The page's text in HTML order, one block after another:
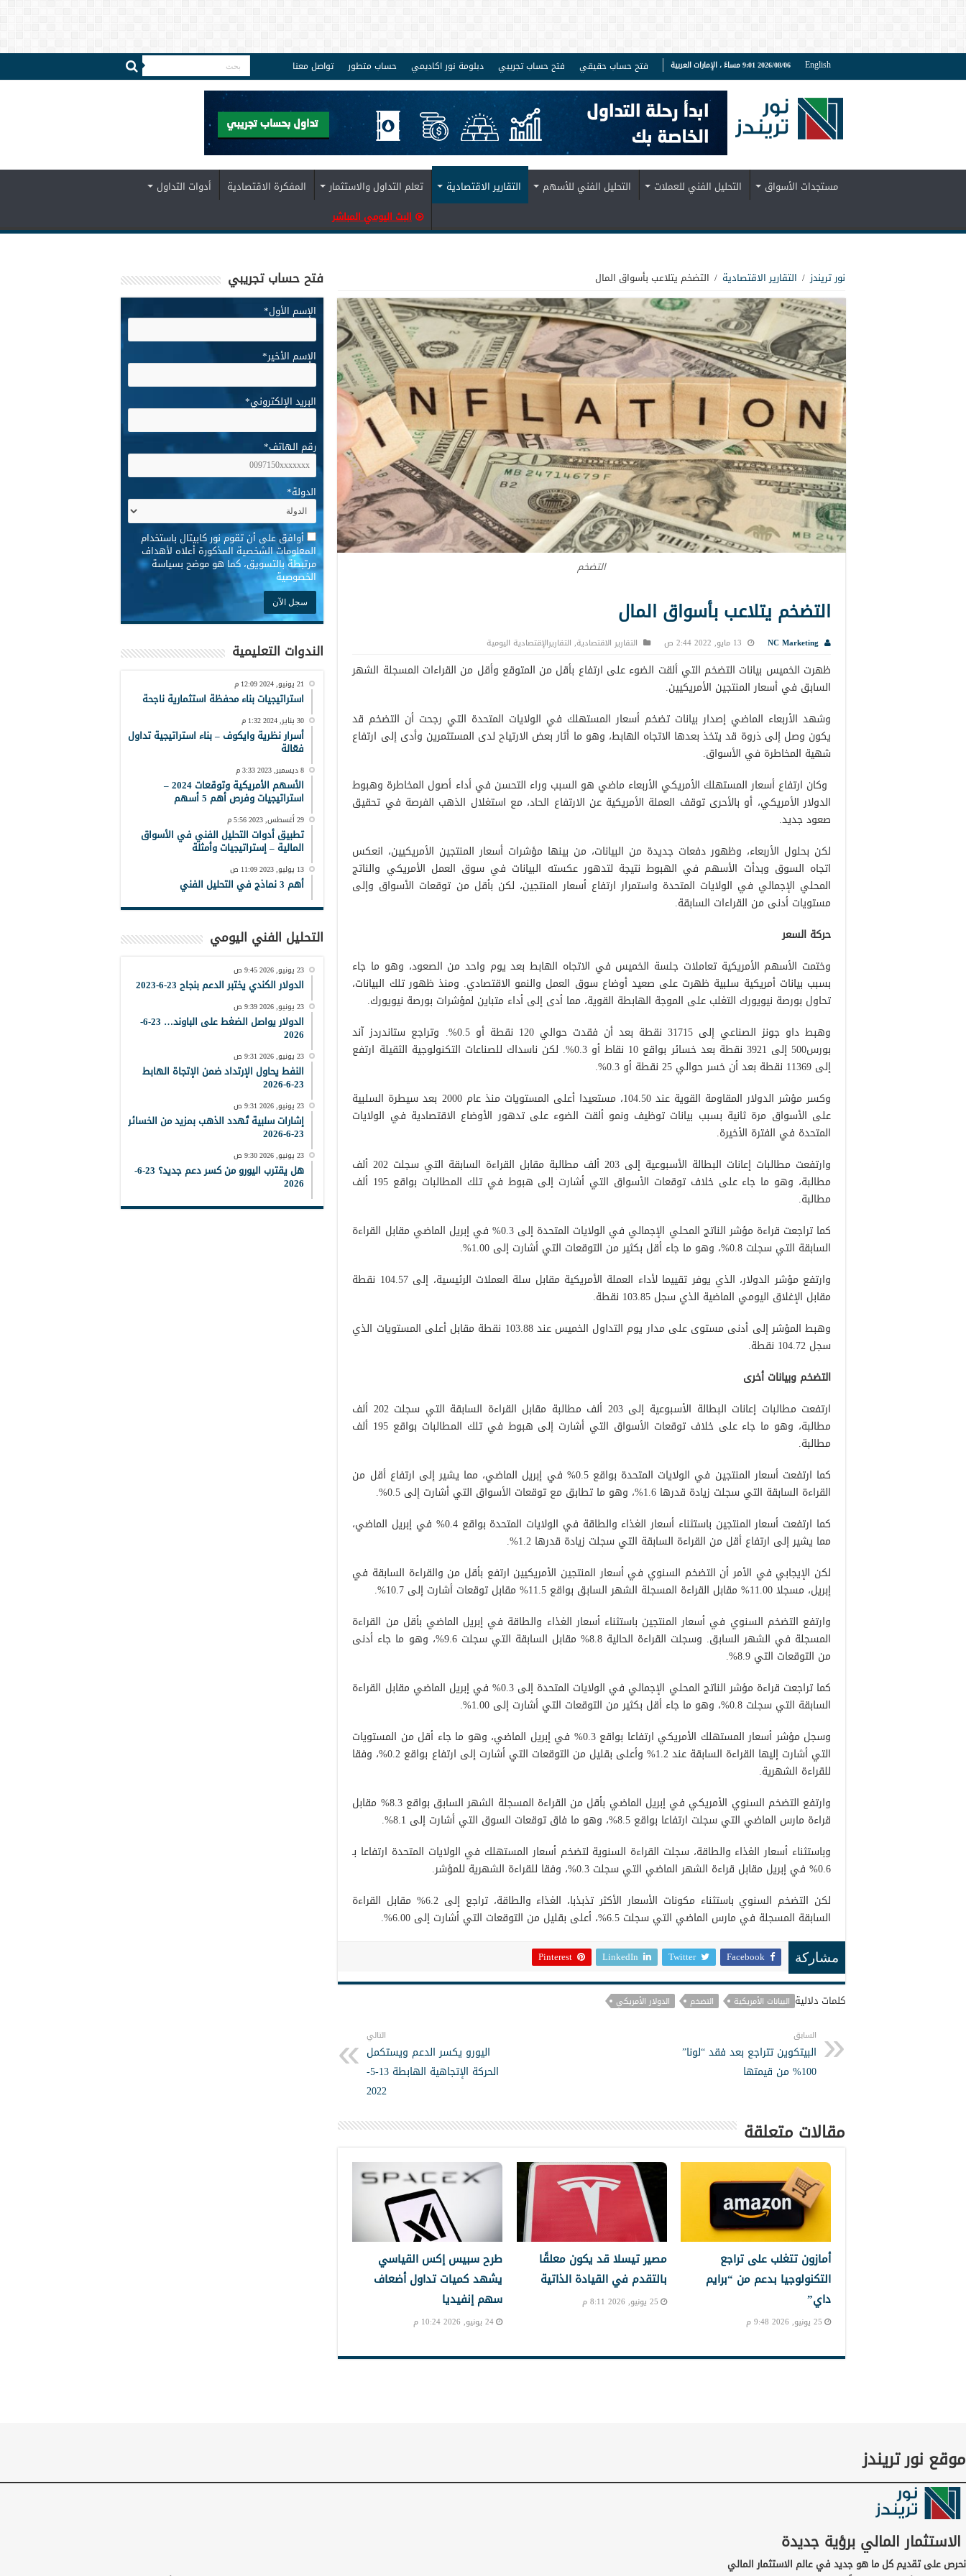
English 2026/08/06 9:01 مساءً ، الإمارات العربية فتح حساب حقيقي فتح حساب تجريبي دبلومة نور اكاديمي حساب متطور تواصل معنا
مستجدات الأسواق التحليل الفني للعملات التحليل الفني للأسهم التقارير الاقتصادية تعلم التداول والاستثمار المفكرة الاقتصادية
أدوات التداول
البث اليومي المباشر
نور تريندز / التقارير الاقتصادية / التضخم يتلاعب بأسواق المال
التضخم
التضخم يتلاعب بأسواق المال
NC Marketing 13 مايو, 2022 2:44 ص التقارير الاقتصادية, التقاريرالإقتصادية اليومية
ظهرت الخميس بيانات التضخم التي ألقت الضوء على ارتفاع بأقل من المتوقع وأقل من القراءات المسجلة الشهر
السابق في أسعار المنتجين الأمريكيين.
وشهد الأربعاء الماضي إصدار بيانات تضخم أسعار المستهلك في الولايات المتحدة التي رجحت أن التضخم قد
يكون وصل إلى ذروة قد يتخذ بعدها الاتجاه الهابط، وهو ما أثار بعض الارتياح لدى المستثمرين وأدى إلى ارتفاع
شهية المخاطرة في الأسواق.
وكان ارتفاع أسعار المستهلك الأمريكي الأربعاء ماضي هو السبب وراء التحسن في أداء أصول المخاطرة وهبوط
الدولار الأمريكي، أو بالأحرى توقف العملة الأمريكية عن الارتفاع الحاد، مع استغلال الذهب الفرصة في تحقيق
صعود جديد.
لكن بحلول الأربعاء، وظهور دفعات جديدة من البيانات، من بينها مؤشرات أسعار المنتجين الأمريكيين، انعكس
اتجاه السوق وبدأت الأسهم في الهبوط نتيجة لتدهور عكسته البيانات في سوق العمل الأمريكي والناتج
المحلي الإجمالي في الولايات المتحدة واستمرار ارتفاع أسعار المنتجين، لكن بأقل من توقعات الأسواق وإلى
مستويات أدنى من القراءات السابقة.
حركة السعر
وختمت الأسهم الأمريكية تعاملات جلسة الخميس في الاتجاه الهابط بعد يوم واحد من الصعود، وهو ما جاء
بسبب بيانات أمريكية سلبية ظهرت على صعيد أوضاع سوق العمل والنمو الاقتصادي. ومنذ ظهور تلك البيانات،
تحاول بورصة نيويورك التغلب على الموجة الهابطة القوية، مما أدى إلى أداء متباين لمؤشرات بورصة نيويورك.
وهبط داو جونز الصناعي إلى 31715 نقطة بعد أن فقدت حوالي 120 نقطة أو 0.5%. وتراجع ستاندردز آند
بورس500 إلى 3921 نقطة بعد خسائر بواقع 10 نقاط أو 0.3%. لكن ناسداك للصناعات التكنولوجية الثقيلة ارتفع
إلى 11369 نقطة بعد أن خسر حوالي 25 نقطة أو 0.3%.
وكسر مؤشر الدولار المقاومة القوية عند 104.50، مستعيدا أعلى المستويات منذ عام 2000 بعد سيطرة السلبية
على الأسواق مرة ثانية بسبب بيانات توظيف ونمو ألقت الضوء على تدهور الأوضاع الاقتصادية في الولايات
المتحدة في الفترة الأخيرة.
وارتفعت مطالبات إعانات البطالة الأسبوعية إلى 203 ألف مطالبة مقابل القراءة السابقة التي سجلت 202 ألف
مطالبة، وهو ما جاء على خلاف توقعات الأسواق التي أشارت إلى هبوط في تلك المطالبات بواقع 195 ألف
مطالبة.
كما تراجعت قراءة مؤشر الناتج المحلي الإجمالي في الولايات المتحدة إلى 0.3% في إبريل الماضي مقابل القراءة
السابقة التي سجلت 0.8%، وهو ما جاء أقل بكثير من التوقعات التي أشارت إلى 1.00%.
وارتفع مؤشر الدولار، الذي يوفر تقييما لأداء العملة الأمريكية مقابل سلة العملات الرئيسية، إلى 104.57 نقطة
مقابل الإغلاق اليومي الماضية الذي سجل 103.85 نقطة.
وهبط المؤشر إلى أدنى مستوى على مدار يوم التداول الخميس عند 103.88 نقطة مقابل أعلى المستويات الذي
سجل 104.72 نقطة.
التضخم وبيانات أخرى
ارتفعت مطالبات إعانات البطالة الأسبوعية إلى 203 ألف مطالبة مقابل القراءة السابقة التي سجلت 202 ألف
مطالبة، وهو ما جاء على خلاف توقعات الأسواق التي أشارت إلى هبوط في تلك المطالبات بواقع 195 ألف
مطالبة.
كما ارتفعت أسعار المنتجين في الولايات المتحدة بواقع 0.5% في إبريل الماضي، مما يشير إلى ارتفاع أقل من
القراءة السابقة التي سجلت زيادة قدرها 1.6%، وهو ما تطابق مع توقعات الأسواق التي أشارت إلى 0.5%.
كما ارتفعت أسعار المنتجين باستثناء أسعار الغذاء والطاقة في الولايات المتحدة بواقع 0.4% في إبريل الماضي،
مما يشير إلى ارتفاع أقل من القراءة السابقة التي سجلت زيادة قدرها 1.2%.
لكن الإيجابي في الأمر أن التضخم السنوي في أسعار المنتجين الأمريكيين ارتفع بأقل من والقراءة السابقة في
إبريل، مسجلا 11.00% مقابل القراءة المسجلة الشهر السابق بواقع 11.5% مقابل توقعات أشارت إلى 10.7%.
وارتفع التضخم السنوي في أسعار المنتجين باستثناء أسعار الغذاء والطاقة في إبريل الماضي بأقل من القراءة
المسجلة في الشهر السابق. وسجلت القراءة الحالية 8.8% مقابل السابقة التي سجلت 9.6%، وهو ما جاء أدنى
من التوقعات التي 8.9%.
كما تراجعت قراءة مؤشر الناتج المحلي الإجمالي في الولايات المتحدة إلى 0.3% في إبريل الماضي مقابل القراءة
السابقة التي سجلت 0.8%، وهو ما جاء أقل بكثير من التوقعات التي أشارت إلى 1.00%.
وسجل مؤشر أسعار المستهلك الأمريكي ارتفاعا بواقع 0.3% في إبريل الماضي، وهو ما جاء أقل من المستويات
التي أشارت إليها القراءة السابقة عند 1.2% وأعلى بقليل من التوقعات التي أشارت إلى ارتفاع بواقع 0.2%، وفقا
للقراءة الشهرية.
وارتفع التضخم السنوي الأمريكي في إبريل الماضي بأقل من القراءة المسجلة الشهر السابق بواقع 8.3% مقابل
قراءة مارس الماضي التي سجلت ارتفاعا بواقع 8.5%، وهو ما فاق توقعات السوق التي أشارت إلى 8.1%.
وباستثناء أسعار الغذاء والطاقة، سجلت القراءة السنوية لتضخم أسعار المستهلك في الولايات المتحدة ارتفاعا بـ
0.6% في إبريل مقابل قراءة الشهر الماضي التي سجلت 0.3%، وفقا للقراءة الشهرية للمؤشر.
لكن التضخم السنوي باستثناء مكونات الأسعار الأكثر تذبذبا، الغذاء والطاقة، تراجع إلى 6.2% مقابل القراءة
السابقة المسجلة في مارس الماضي التي سجلت 6.5%، أعلى بقليل من التوقعات التي أشارت إلى 6.00%.
مشاركة Facebook
Twitter
LinkedIn
Pinterest
كلمات دلالية البيانات الأمريكية التضخم الدولار الأمريكي
السابق
البيتكوين تتراجع بعد فقد “لونا”
100% من قيمتها
التالي
اليورو يكسر الدعم ويستكمل
الحركة الإتجاهية الهابطة 13-5-
2022
مقالات متعلقة
أمازون تتغلب على تراجع
التكنولوجيا بدعم من “برايم
داي”
25 يونيو, 2026 9:48 م
مصير تيسلا قد يكون معلقًا
بالتقدم في القيادة الذاتية
25 يونيو, 2026 8:11 م
طرح سبيس إكس القياسي
يشهد كميات تداول أضعاف
سهم إنفيديا
24 يونيو, 2026 10:24 م
فتح حساب تجريبي
الإسم الأول*
الإسم الأخير*
البريد الإلكتروني*
رقم الهاتف*
الدولة*
* أوافق على أن تقوم نور كابيتال باستخدام
المعلومات الشخصية المذكورة أعلاه لأهداف
مرتبطة بالتسويق، كما هو موضح بسياسة
الخصوصية
الندوات التعليمية
21 يونيو, 2024 12:09 م
استراتيجيات بناء محفظة استثمارية ناجحة
30 يناير, 2024 1:32 م
أسرار نظرية وايكوف – بناء استراتيجية تداول
فعّالة
8 ديسمبر, 2023 3:33 م
الأسهم الأمريكية وتوقعات 2024 –
استراتيجيات وفرص أهم 5 أسهم
29 أغسطس, 2023 5:56 م
تطبيق أدوات التحليل الفني في الأسواق
المالية – إستراتيجيات وأمثلة
13 يوليو, 2023 11:09 ص
أهم 3 نماذج في التحليل الفني
التحليل الفني اليومي
23 يونيو, 2026 9:45 ص
الدولار الكندي يختبر الدعم بنجاح 23-6-2023
23 يونيو, 2026 9:39 ص
الدولار يواصل الضغط على الباوند… 23-6-
2026
23 يونيو, 2026 9:31 ص
النفط يحاول الإرتداد ضمن الإتجاة الهابط
23-6-2026
23 يونيو, 2026 9:31 ص
إشارات سلبية تُهدد الذهب بمزيد من الخسائر
23-6-2026
23 يونيو, 2026 9:30 ص
هل يقترب اليورو من كسر دعم جديد؟ 23-6-
2026
موقع نور تريندز
الاستثمار المالي برؤية جديدة
نحرص على تقديم كل ما هو جديد في عالم الاستثمار المالي